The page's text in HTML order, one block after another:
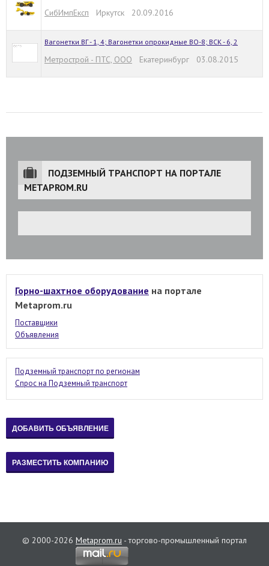
СибИмпЕксп Иркутск 20.09.2016
Вагонетки ВГ - 1, 4; Вагонетки опрокидные ВО-8; ВСК - 6, 2
Метрострой - ПТС, ООО Екатеринбург 03.08.2015
ПОДЗЕМНЫЙ ТРАНСПОРТ НА ПОРТАЛЕ
METAPROM.RU
Горно-шахтное оборудование на портале
Metaprom.ru
Поставщики
Объявления
Подземный транспорт по регионам
Спрос на Подземный транспорт
© 2000-2026 Metaprom.ru - торгово-промышленный портал